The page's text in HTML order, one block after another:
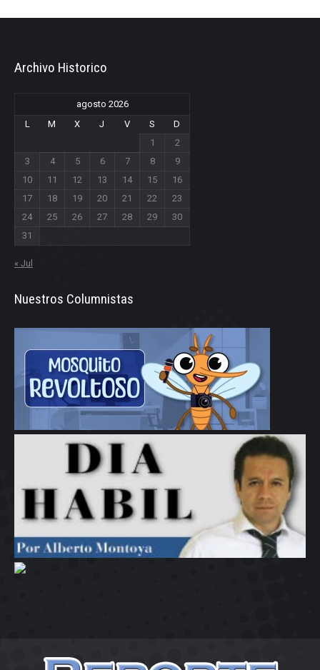
Archivo Historico
agosto 2026
L
M X J V S
D
1
2
3
4 5 6 7 8
9
10
11 12 13 14 15
16
17
18 19 20 21 22
23
24
25 26 27 28 29
30
31
« Jul
Nuestros Columnistas